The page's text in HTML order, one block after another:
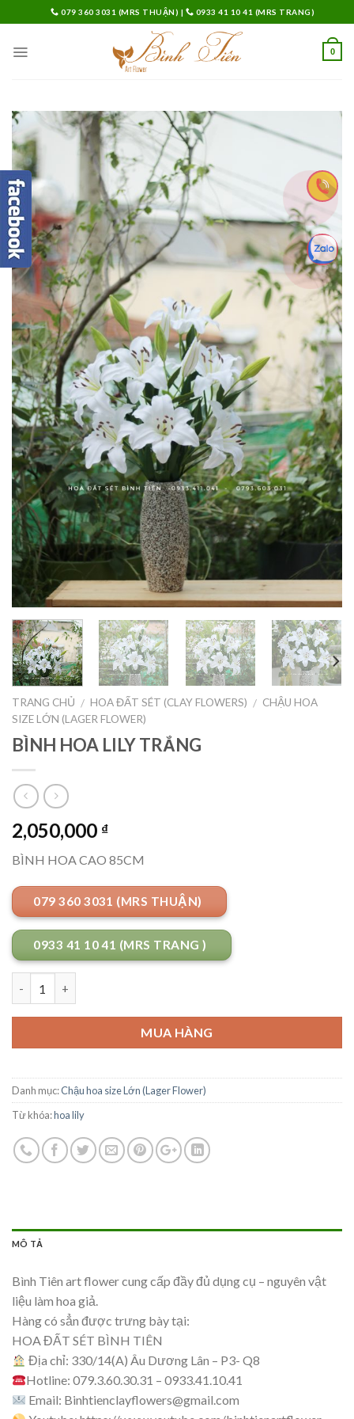
to
content
079 360 3031 (MRS THUẬN) | 0933 41 10 41 (MRS TRANG)
0
TRANG CHỦ / HOA ĐẤT SÉT (CLAY FLOWERS) / CHẬU HOA
SIZE LỚN (LAGER FLOWER)
BÌNH HOA LILY TRẮNG
2,050,000 ₫
BÌNH HOA CAO 85CM
079 360 3031 (MRS THUẬN)
0933 41 10 41 (MRS TRANG )
MUA HÀNG
Danh mục:Chậu hoa size Lớn (Lager Flower)
Từ khóa:hoa lily
MÔ TẢ
Bình Tiên art flower cung cấp đầy đủ dụng cụ – nguyên vật
liệu làm hoa giả.
Hàng có sẳn được trưng bày tại:
HOA ĐẤT SÉT BÌNH TIÊN
Địa chỉ: 330/14(A) Âu Dương Lân – P3- Q8
Hotline: 079.3.60.30.31 – 0933.41.10.41
Email: Binhtienclayflowers@gmail.com